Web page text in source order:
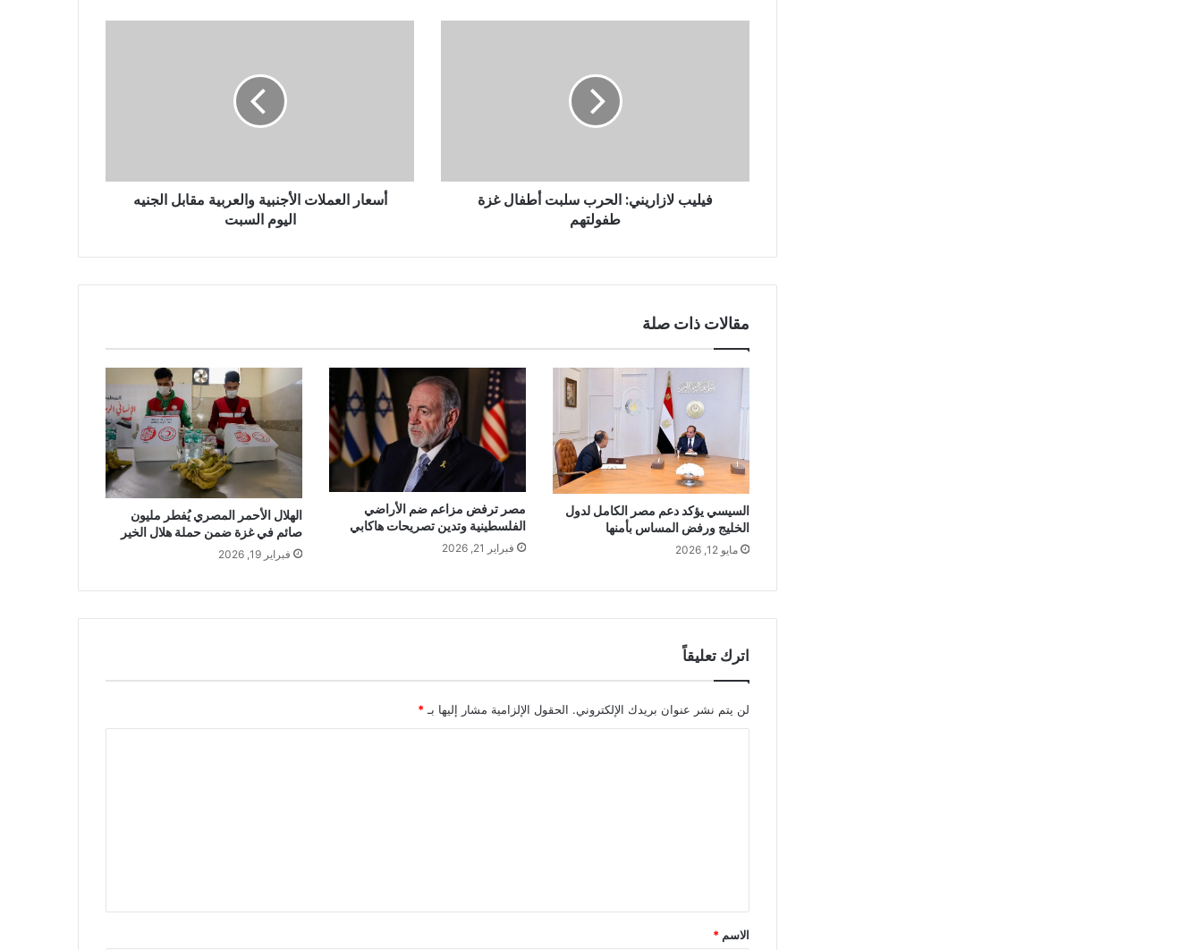
فيليب لازاريني: الحرب سلبت أطفال غزة
طفولتهم
أسعار العملات الأجنبية والعربية مقابل الجنيه
اليوم السبت
مقالات ذات صلة
السيسي يؤكد دعم مصر الكامل لدول
الخليج ورفض المساس بأمنها
مايو 12, 2026
مصر ترفض مزاعم ضم الأراضي
الفلسطينية وتدين تصريحات هاكابي
فبراير 21, 2026
الهلال الأحمر المصري يُفطر مليون
صائم في غزة ضمن حملة هلال الخير
فبراير 19, 2026
اترك تعليقاً
لن يتم نشر عنوان بريدك الإلكتروني. الحقول الإلزامية مشار إليها بـ*
*
الاسم *